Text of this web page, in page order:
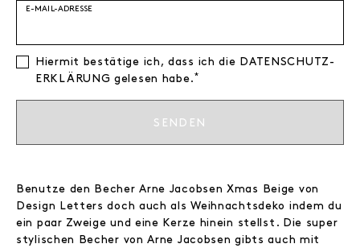
E-MAIL-ADRESSE
Hiermit bestätige ich, dass ich die
DATEN­SCHUTZ­
ERKLÄRUNG gelesen habe. *
SENDEN
Benutze den Becher Arne Jacobsen Xmas Beige von
Design Letters doch auch als Weihnachtsdeko indem du
ein paar Zweige und eine Kerze hinein stellst. Die super
stylischen Becher von Arne Jacobsen gibts auch mit